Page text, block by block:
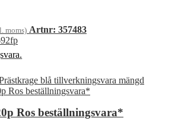
moms) Artnr: 357483
blå tillverkningsvara mängd
Ros beställningsvara*